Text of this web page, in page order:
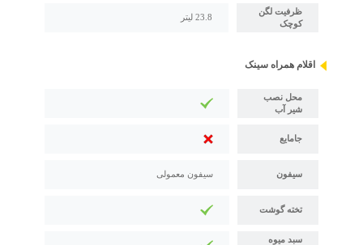
ظرفیت لگن
کوچک
23.8 لیتر
اقلام همراه سینک
محل نصب
شیر آب
جامایع
سیفون سیفون معمولی
تخته گوشت
سبد میوه